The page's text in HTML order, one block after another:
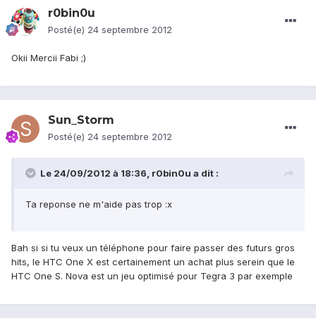
r0bin0u
Posté(e) 24 septembre 2012
Okii Mercii Fabi ;)
Sun_Storm
Posté(e) 24 septembre 2012
Le 24/09/2012 à 18:36, r0bin0u a dit :
Ta reponse ne m'aide pas trop :x
Bah si si tu veux un téléphone pour faire passer des futurs gros
hits, le HTC One X est certainement un achat plus serein que le
HTC One S. Nova est un jeu optimisé pour Tegra 3 par exemple